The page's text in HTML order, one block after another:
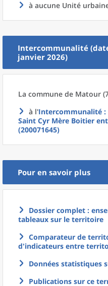
à aucune Unité
Intercommunalité
janvier 2026)
La commune de Matour
à l'Intercommunalité :
Saint Cyr Mère Boitier
(200071645)
Pour en savoir plus
Dossier complet :
tableaux sur le territoire
Comparateur de
d'indicateurs entre
Données statistiques
Publications sur ce